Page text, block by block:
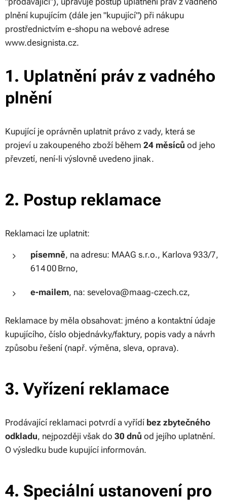
plnění kupujícím (dále jen "kupující") při nákupu
prostřednictvím e-shopu na webové adrese
www.designista.cz.
1. Uplatnění práv z vadného
plnění
Kupující je oprávněn uplatnit právo z vady, která se
projeví u zakoupeného zboží během 24 měsíců od jeho
převzetí, není-li výslovně uvedeno jinak.
2. Postup reklamace
Reklamaci lze uplatnit:
písemně, na adresu: MAAG s.r.o., Karlova 933/7,
614 00 Brno,
e-mailem, na: sevelova@maag‑czech.cz,
Reklamace by měla obsahovat: jméno a kontaktní údaje
kupujícího, číslo objednávky/faktury, popis vady a návrh
způsobu řešení (např. výměna, sleva, oprava).
3. Vyřízení reklamace
Prodávající reklamaci potvrdí a vyřídí bez zbytečného
odkladu, nejpozději však do 30 dnů od jejího uplatnění.
O výsledku bude kupující informován.
4. Speciální ustanovení pro